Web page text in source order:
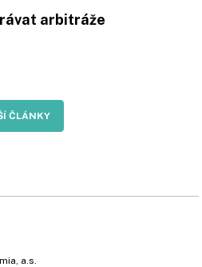
arbitráže
ČLÁNKY
a.s.